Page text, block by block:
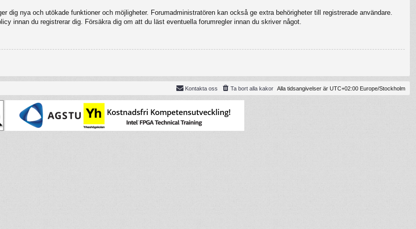
dig nya och utökade funktioner och möjligheter. Forumadministratören kan också ge extra behörigheter till registrerade användare.
innan du registrerar dig. Försäkra dig om att du läst eventuella forumregler innan du skriver något.
Alla tidsangivelser är UTC+02:00 Europe/Stockholm
Ta bort alla kakor
Kontakta oss